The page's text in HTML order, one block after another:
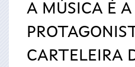
está
aquí
A MÚSICA É A
CARTELEIRA